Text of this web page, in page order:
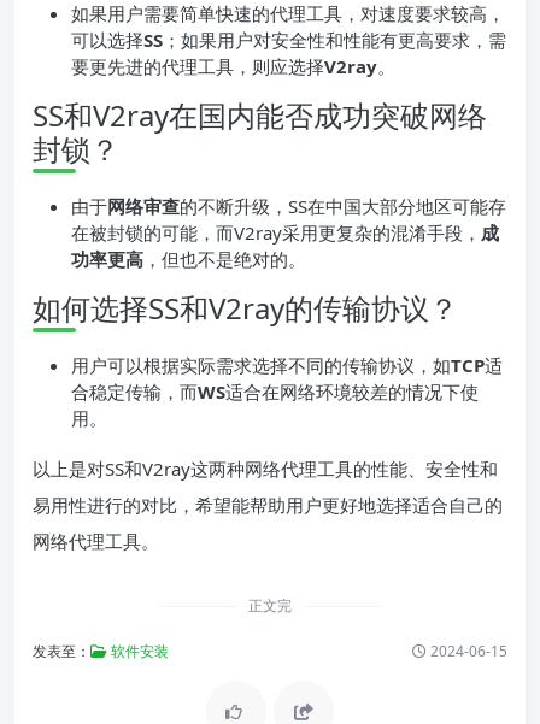
如果用户需要简单快速的代理工具，对速度要求较高，
可以选择SS ；如果用户对安全性和性能有更高要求，需
要更先进的代理工具，则应选择V2ray。
SS和V2ray在国内能否成功突破网络
封锁？
由于网络审查的不断升级，SS在中国大部分地区可能存
在被封锁的可能，而V2ray采用更复杂的混淆手段， 成
功率更高 ，但也不是绝对的。
如何选择SS和V2ray的传输协议？
用户可以根据实际需求选择不同的传输协议，如TCP适
合稳定传输，而WS适合在网络环境较差的情况下使
用。
以上是对SS和V2ray这两种网络代理工具的性能、安全性和
易用性进行的对比，希望能帮助用户更好地选择适合自己的
网络代理工具。
正文完
发表至： 软件安装 2024-06-15